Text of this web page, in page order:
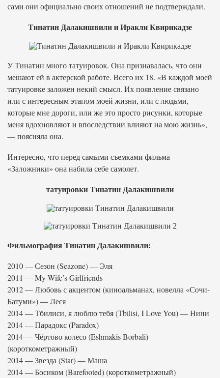
сами они официально своих отношений не подтверждали.
Тинатин Далакишвили и Иракли Квирикадзе
У Тинатин много татуировок. Она признавалась, что они
мешают ей в актерской работе. Всего их 18. «В каждой моей
татуировке заложен некий смысл. Их появление связано
или с интересным этапом моей жизни, или с людьми,
которые мне дороги, или же это просто рисунки, которые
меня вдохновляют и впоследствии влияют на мою жизнь»,
— поясняла она.
Интересно, что перед самыми съемками фильма
«Заложники» она набила себе самолет.
татуировки Тинатин Далакишвили
Фильмография Тинатин Далакишвили:
2010 — Сезон (Seazone) — Эля
2011 — My Wife’s Girlfriends
2012 — Любовь с акцентом (киноальманах, новелла «Сочи-
Батуми») — Леся
2014 — Тбилиси, я люблю тебя (Tbilisi, I Love You) — Нини
2014 — Парадокс (Paradox)
2014 — Чёртово колесо (Eshmakis Borbali)
(короткометражный)
2014 — Звезда (Star) — Маша
2014 — Босиком (Barefooted) (короткометражный)